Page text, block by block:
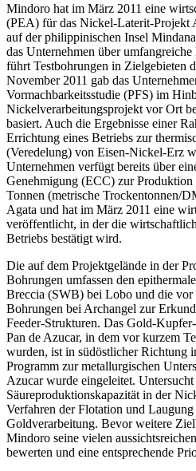
Mindoro hat im März 2011 eine
(PEA) für das Nickel-Laterit-Projekt
auf der philippinischen Insel
das Unternehmen über
führt Testbohrungen in Zielgebieten
November 2011 gab das
Vormachbarkeitsstudie (PFS) im
Nickelverarbeitungsprojekt vor Ort
basiert. Auch die Ergebnisse einer
Errichtung eines Betriebs zur
(Veredelung) von Eisen-Nickel-Erz
Unternehmen verfügt bereits über
Genehmigung (ECC) zur
Tonnen (metrische Trockentonnen/
Agata und hat im März 2011 eine
veröffentlicht, in der die
Betriebs bestätigt wird.
Die auf dem Projektgelände in der
Bohrungen umfassen den
Breccia (SWB) bei Lobo und die vor
Bohrungen bei Archangel zur
Feeder-Strukturen. Das Gold-
Pan de Azucar, in dem vor kurzem
wurden, ist in südöstlicher Richtung
Programm zur metallurgischen
Azucar wurde eingeleitet.
Säureproduktionskapazität in der
Verfahren der Flotation und
Goldverarbeitung. Bevor weitere
Mindoro seine vielen
bewerten und eine entsprechende